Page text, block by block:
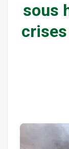
sous